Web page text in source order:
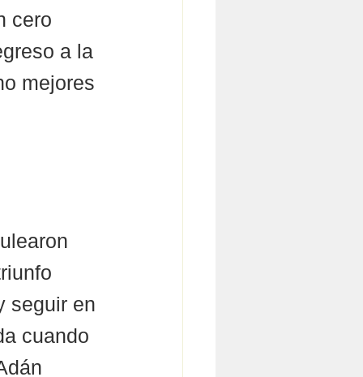
cero
a la
mejores
seguir en
cuando